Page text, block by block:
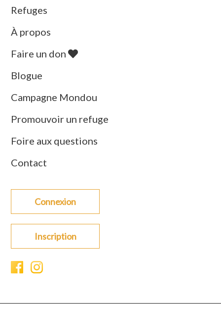
Refuges
À propos
Faire un don
Blogue
Campagne Mondou
Promouvoir un refuge
Foire aux questions
Contact
Connexion
Inscription